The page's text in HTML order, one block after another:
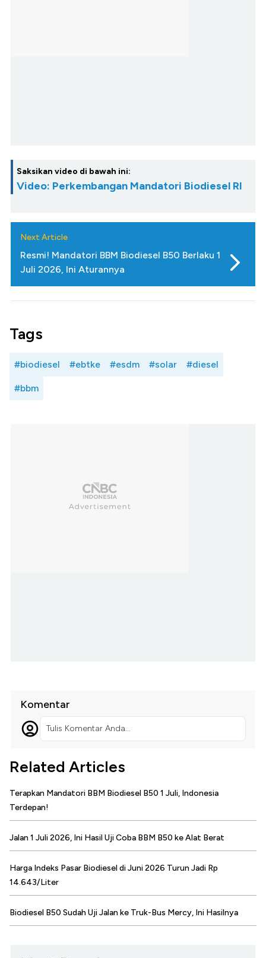
Saksikan video di bawah ini:
Video: Perkembangan Mandatori Biodiesel RI
Next Article
Resmi! Mandatori BBM Biodiesel B50 Berlaku 1
Juli 2026, Ini Aturannya
Tags
#biodiesel #ebtke #esdm #solar #diesel
#bbm
Komentar
Tulis Komentar Anda...
Related Articles
Terapkan Mandatori BBM Biodiesel B50 1 Juli, Indonesia
Terdepan!
Jalan 1 Juli 2026, Ini Hasil Uji Coba BBM B50 ke Alat Berat
Harga Indeks Pasar Biodiesel di Juni 2026 Turun Jadi Rp
14.643/Liter
Biodiesel B50 Sudah Uji Jalan ke Truk-Bus Mercy, Ini Hasilnya